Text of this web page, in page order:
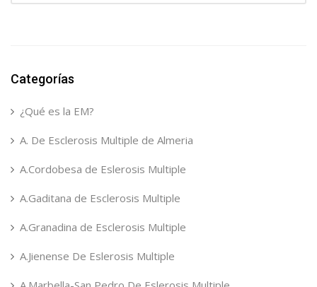
Categorías
¿Qué es la EM?
A. De Esclerosis Multiple de Almeria
A.Cordobesa de Eslerosis Multiple
A.Gaditana de Esclerosis Multiple
A.Granadina de Esclerosis Multiple
A.Jienense De Eslerosis Multiple